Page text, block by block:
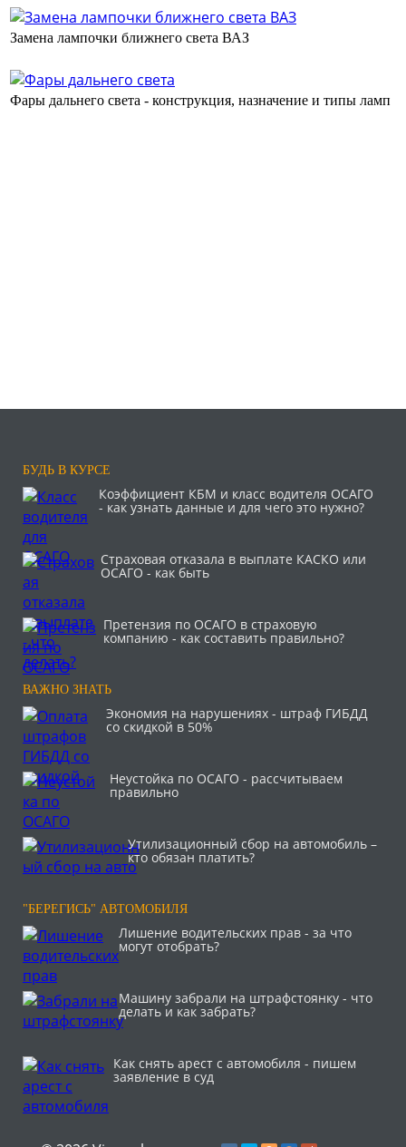
Замена лампочки ближнего света ВАЗ
Фары дальнего света - конструкция, назначение и типы ламп
БУДЬ В КУРСЕ
Коэффициент КБМ и класс водителя ОСАГО
- как узнать данные и для чего это нужно?
Страховая отказала в выплате КАСКО или
ОСАГО - как быть
Претензия по ОСАГО в страховую
компанию - как составить правильно?
ВАЖНО ЗНАТЬ
Экономия на нарушениях - штраф ГИБДД
со скидкой в 50%
Неустойка по ОСАГО - рассчитываем
правильно
Утилизационный сбор на автомобиль –
кто обязан платить?
"БЕРЕГИСЬ" АВТОМОБИЛЯ
Лишение водительских прав - за что
могут отобрать?
Машину забрали на штрафстоянку - что
делать и как забрать?
Как снять арест с автомобиля - пишем
заявление в суд